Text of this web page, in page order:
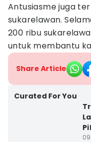
Antusiasme juga
sukarelawan.
200 ribu
untuk membantu
Share Article
Curated For You
09